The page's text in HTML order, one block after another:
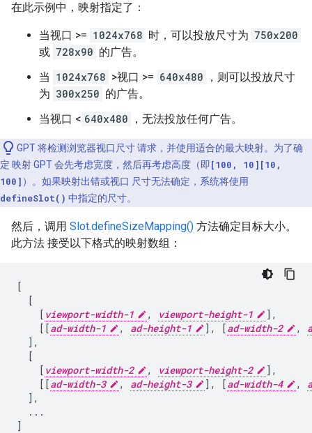
在此示例中，映射指定了：
当视口 >= 1024x768 时，可以投放尺寸为 750x200
或 728x90 的广告。
当 1024x768 >视口 >= 640x480
，则可以投放尺寸
为 300x250 的广告。
当视口 < 640x480 ，无法投放任何广告。
GPT 将检测浏览器视口尺寸 请求，并使用适合的最大映射。为了确
定 映射 GPT 会先考虑宽度，然后再考虑高度（即[100, 10] [10,
100] ）。如果映射出错或视口 尺寸无法确定，系统将使用
defineSlot() 中指定的尺寸。
然后，调用 Slot.defineSizeMapping() 方法确定目标大小。
此方法 接受以下格式的映射数组：
[
[
[ viewport-width-1 , viewport-height-1
],
[[ad-width-1 , ad-height-1 ], [ad-width-2 ,
],
[
[ viewport-width-2 , viewport-height-2
],
[[ad-width-3 , ad-height-3 ], [ad-width-4 ,
],
...
]